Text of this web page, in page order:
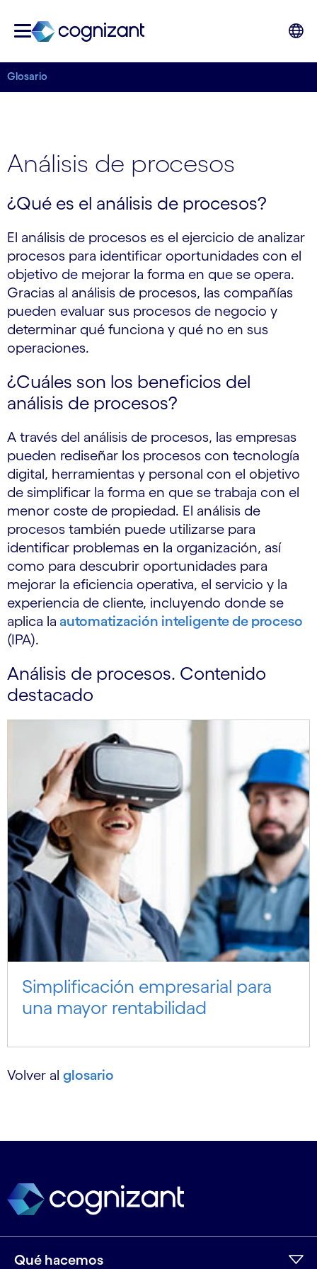
Glosario
Análisis de procesos
¿Qué es el análisis de procesos?
El análisis de procesos es el ejercicio de analizar
procesos para identificar oportunidades con el
objetivo de mejorar la forma en que se opera.
Gracias al análisis de procesos, las compañías
pueden evaluar sus procesos de negocio y
determinar qué funciona y qué no en sus
operaciones.
¿Cuáles son los beneficios del
análisis de procesos?
A través del análisis de procesos, las empresas
pueden rediseñar los procesos con tecnología
digital, herramientas y personal con el objetivo
de simplificar la forma en que se trabaja con el
menor coste de propiedad. El análisis de
procesos también puede utilizarse para
identificar problemas en la organización, así
como para descubrir oportunidades para
mejorar la eficiencia operativa, el servicio y la
experiencia de cliente, incluyendo donde se
aplica la automatización inteligente de proceso
(IPA).
Análisis de procesos. Contenido
destacado
Simplificación empresarial para
una mayor rentabilidad
Volver al glosario
Qué hacemos